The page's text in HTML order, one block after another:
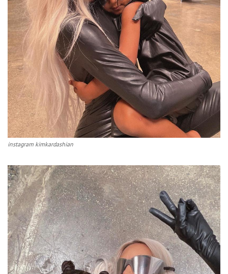
instagram kimkardashian